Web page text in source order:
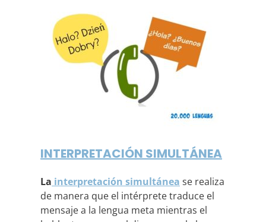
INTERPRETACIÓN SIMULTÁNEA
La interpretación simultánea se realiza
de manera que el intérprete traduce el
mensaje a la lengua meta mientras el